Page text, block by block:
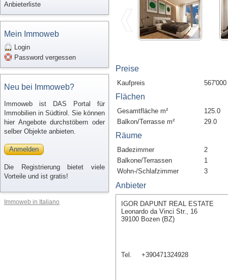
Anbieterliste
Mein Immoweb
Login
Password vergessen
Neu bei Immoweb?
Immoweb ist DAS Portal für
Immobilien in Südtirol. Sie können
hier Angebote durchstöbern oder
selber Objekte anbieten.
Anmelden
Die Registrierung bietet viele
Vorteile und ist gratis!
Immoweb in Italiano
Preise
Kaufpreis 567'000
Flächen
Gesamtfläche m²
125.0
Balkon/Terrasse m²
29.0
Räume
Badezimmer
2
Balkone/Terrassen
1
Wohn-/Schlafzimmer
3
Anbieter
IGOR DAPUNT REAL ESTATE
Leonardo da Vinci Str., 16
39100 Bozen (BZ)
Tel. +390471324928